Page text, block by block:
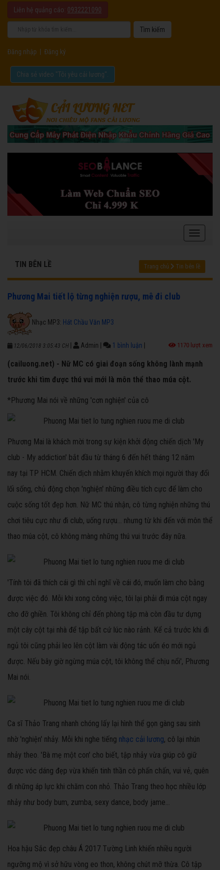
Liên hệ quảng cáo: 0932221090
Đăng nhập Đăng ký
Chia sẻ video "Tôi yêu cải lương".
TIN BÊN LỀ Trang chủ Tin bên lề
Phương Mai tiết lộ từng nghiện rượu, mê đi club
Nhạc MP3: Hát Chầu Văn MP3
12/06/2018 3:05:43 CH Admin 1 bình luận 1170 lượt xem
(cailuong.net) - Nữ MC có giai đoạn sống không lành mạnh
trước khi tìm được thú vui mới là môn thể thao múa cột.
*Phương Mai nói về những 'cơn nghiện' của cô
Phương Mai là khách mời trong sự kiện khởi động chiến dịch 'My
club - My addiction' bắt đầu từ tháng 6 đến hết tháng 12 năm
nay tại TP HCM. Chiến dịch nhằm khuyến khích mọi người thay đổi
lối sống, chủ động chọn 'nghiện' những điều tích cực để làm cho
cuộc sống tốt đẹp hơn. Nữ MC thú nhận, cô từng nghiện những thú
chơi tiêu cực như đi club, uống rượu... nhưng từ khi đến với môn thể
thao múa cột, cô không màng những thú vui trước đây nữa.
'Tính tôi đã thích cái gì thì chỉ nghĩ về cái đó, muốn làm cho bằng
được việc đó. Mỗi khi xong công việc, tôi lại phải đi múa cột ngay
cho đỡ ghiền. Tôi không chỉ đến phòng tập mà còn đầu tư dựng
một cây cột tại nhà để tập bất cứ lúc nào rảnh. Kể cả trước khi đi
ngủ tôi cũng phải leo lên cột làm vài động tác uốn éo mới ngủ
được. Nếu bây giờ ngừng múa cột, tôi không thể chịu nổi', Phương
Mai nói.
Ca sĩ Thảo Trang nhanh chóng lấy lại hình thể gọn gàng sau sinh
nhờ 'nghiện' nhảy. Mỗi khi nghe tiếng nhạc cải lương, cô lại nhún
nhảy theo. 'Bà mẹ một con' cho biết, tập nhảy vừa giúp cô giữ
được vóc dáng đẹp vừa khiến tinh thần cô phấn chấn, vui vẻ, quên
đi những áp lực khi chăm con nhỏ. Thảo Trang theo học nhiều lớp
nhảy như body bum, zumba, sexy dance, body jame...
Hoa hậu Sắc đẹp châu Á 2017 Tường Linh khiến nhiều người
ngưỡng mộ vì sở hữu vòng eo thon, không chút mỡ thừa. Cô tập